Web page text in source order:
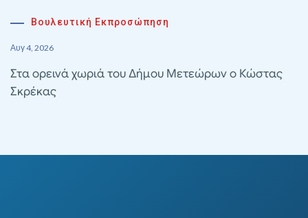
Βουλευτική Εκπροσώπηση
Αυγ 4, 2026
Στα ορεινά χωριά του Δήμου Μετεώρων ο Κώστας
Σκρέκας